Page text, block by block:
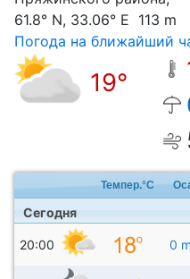
61.8° N, 33.06° E 113 m
Погода на ближайший
19°
Темпер.°C
Сегодня
20:00 0